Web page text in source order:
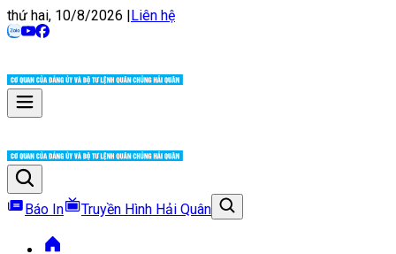
thứ hai, 10/8/2026 |Liên hệ
Báo In Truyền Hình Hải Quân